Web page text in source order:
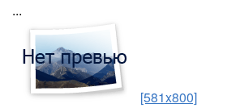
...
[581x800]